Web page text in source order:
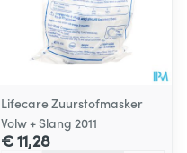
Lifecare Zuurstofmasker
Volw + Slang 2011
€ 11,28